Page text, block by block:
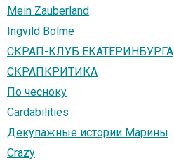
Mein Zauberland
Ingvild Bolme
СКРАП-КЛУБ ЕКАТЕРИНБУРГА
СКРАПКРИТИКА
По чесноку
Cardabilities
Декупажные истории Марины
Crazy